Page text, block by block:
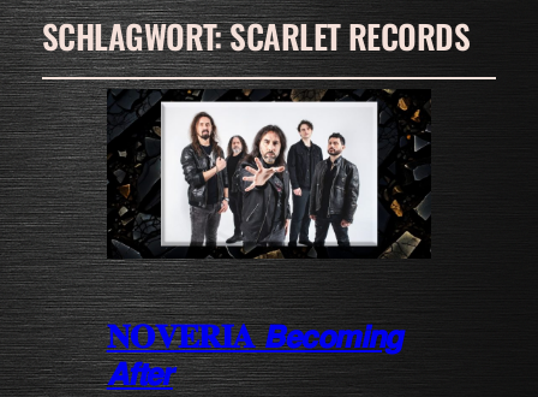
SCHLAGWORT:SCARLET RECORDS
𝐍𝐎𝐕𝐄𝐑𝐈𝐀 𝘽𝙚𝙘𝙤𝙢𝙞𝙣𝙜
𝘼𝙛𝙩𝙚𝙧